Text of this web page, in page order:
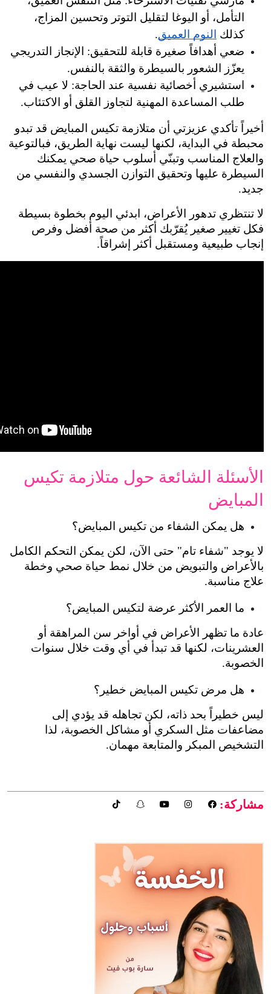
التأمل، أو اليوغا لتقليل التوتر وتحسين المزاج،
العميق.
بالسيطرة والثقة بالنفس.
استشيري أخصائية نفسية عند الحاجة: لا عيب في
المهنية لتجاوز القلق أو الاكتئاب.
محبطة في البداية، لكنها ليست نهاية الطريق، فبالتوعية
والعلاج المناسب وتبنّي أسلوب حياة صحي يمكنك
السيطرة عليها وتحقيق التوازن الجسدي والنفسي من
لا تنتظري تدهور الأعراض، ابدئي اليوم بخطوة بسيطة
فكل تغيير صغير يُقرّبك أكثر من صحة أفضل وفرص
أكثر إشراقاً.
الأسئلة الشائعة حول متلازمة تكيس
من تكيس المبايض؟
لا يوجد "شفاء تام" حتى الآن، لكن يمكن التحكم الكامل
بالأعراض والتبويض من خلال نمط حياة صحي وخطة
عرضة لتكيس المبايض؟
عادة ما تظهر الأعراض في أواخر سن المراهقة أو
العشرينات، لكنها قد تبدأ في أي وقت خلال سنوات
المبايض خطير؟
ليس خطيراً بحد ذاته، لكن تجاهله قد يؤدي إلى
مضاعفات مثل السكري أو مشاكل الخصوبة، لذا
والمتابعة مهمان.